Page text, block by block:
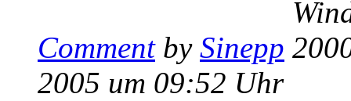
Commentby Sinepp
2005 um 09:52 Uhr